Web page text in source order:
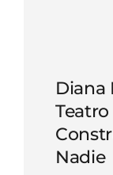
Diana
Nadie